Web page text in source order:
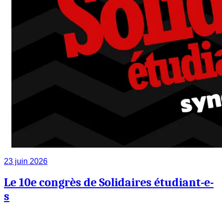
23 juin 2026
Le 10e congrès de Solidaires étudiant-e-
s